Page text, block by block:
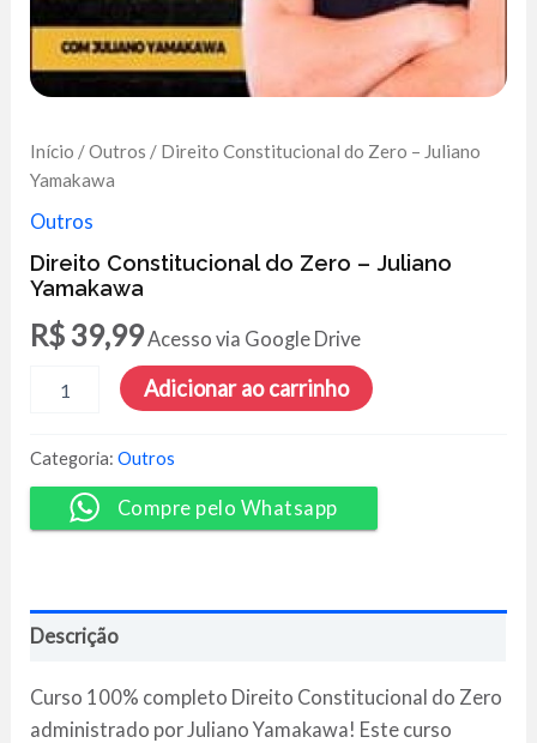
Início /Outros / Direito Constitucional do Zero – Juliano
Yamakawa
Outros
Direito Constitucional do Zero – Juliano
Yamakawa
R$ 39,99Acesso via Google Drive
Constitucional
Zero
-
Juliano
Yamakawa
Adicionar ao carrinho
Categoria:Outros
Compre pelo Whatsapp
Descrição
Curso 100% completo Direito Constitucional do Zero
administrado por Juliano Yamakawa! Este curso